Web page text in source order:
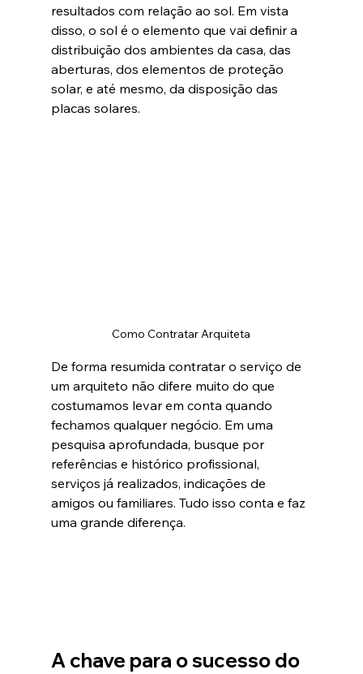
resultados com relação ao sol. Em vista
disso, o sol é o elemento que vai definir a
distribuição dos ambientes da casa, das
aberturas, dos elementos de proteção
solar, e até mesmo, da disposição das
placas solares.
Como Contratar Arquiteta
De forma resumida contratar o serviço de
um arquiteto não difere muito do que
costumamos levar em conta quando
fechamos qualquer negócio. Em uma
pesquisa aprofundada, busque por
referências e histórico profissional,
serviços já realizados, indicações de
amigos ou familiares. Tudo isso conta e faz
uma grande diferença.
A chave para o sucesso do